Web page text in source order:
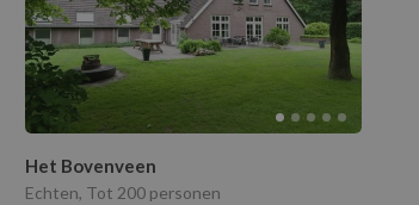
Het Bovenveen
Echten, Tot 200 personen